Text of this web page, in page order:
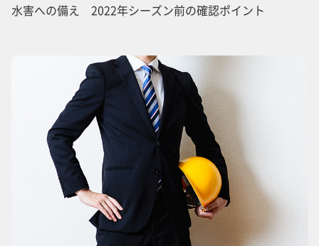
水害への備え 2022年シーズン前の確認ポイント